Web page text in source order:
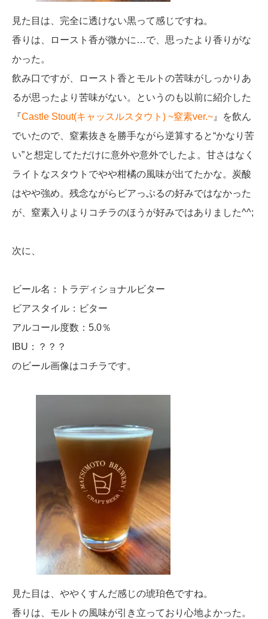
見た目は、完全に透けない黒って感じですね。
香りは、ロースト香が微かに…で、思ったより香りがな
かった。
飲み口ですが、ロースト香とモルトの苦味がしっかりあ
るが思ったより苦味がない。というのも以前に紹介した
『Castle Stout(キャッスルスタウト) ~窒素ver.~』を飲ん
でいたので、窒素抜きを勝手ながら逆算すると“かなり苦
い”と想定してただけに意外や意外でしたよ。甘さはなく
ライトなスタウトでやや柑橘の風味が出てたかな。炭酸
はやや強め。残念ながらビアっぷるの好みではなかった
が、窒素入りよりコチラのほうが好みではありました^^;
次に、
ビール名：トラディショナルビター
ビアスタイル：ビター
アルコール度数：5.0％
IBU：？？？
のビール画像はコチラです。
見た目は、ややくすんだ感じの琥珀色ですね。
香りは、モルトの風味が引き立っており心地よかった。